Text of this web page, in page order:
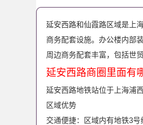
延安西路和仙霞路区域是上
商务配套设施。办公楼内部
周边商务配套丰富，包括世
延安西路商圈里面有
延安西路地铁站位于上海浦
区域优势
交通便捷：区域内有地铁3号